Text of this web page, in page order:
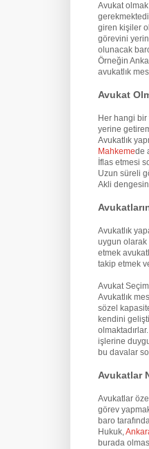
Avukat
giren kişiler
görevini
olunacak
Örneğin
avukatlık
Avukat
Her hangi bir
yerine
Avukatlık
Mahkemede
İflas etmesi
Uzun süreli
Akli
Avukatlık
uygun olarak
etmek
takip etmek
Avukat
Avukatlık
sözel
kendini
işlerine
bu davalar
Avukatlar
Avukatlar
görev
baro
Hukuk,
burada